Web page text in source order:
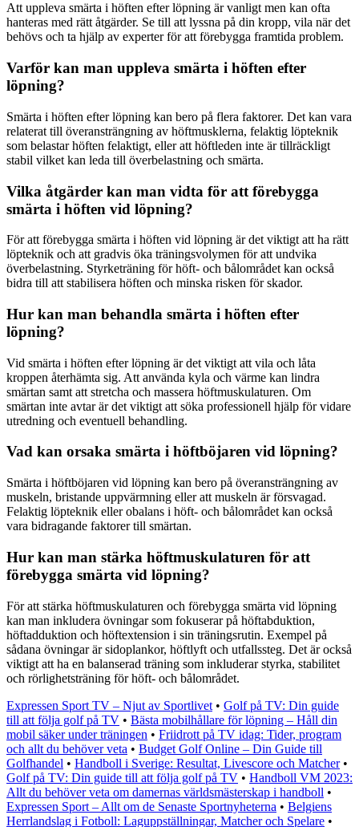
Att uppleva smärta i höften efter löpning är vanligt men kan ofta
hanteras med rätt åtgärder. Se till att lyssna på din kropp, vila när det
behövs och ta hjälp av experter för att förebygga framtida problem.
Varför kan man uppleva smärta i höften efter
löpning?
Smärta i höften efter löpning kan bero på flera faktorer. Det kan vara
relaterat till överansträngning av höftmusklerna, felaktig löpteknik
som belastar höften felaktigt, eller att höftleden inte är tillräckligt
stabil vilket kan leda till överbelastning och smärta.
Vilka åtgärder kan man vidta för att förebygga
smärta i höften vid löpning?
För att förebygga smärta i höften vid löpning är det viktigt att ha rätt
löpteknik och att gradvis öka träningsvolymen för att undvika
överbelastning. Styrketräning för höft- och bålområdet kan också
bidra till att stabilisera höften och minska risken för skador.
Hur kan man behandla smärta i höften efter
löpning?
Vid smärta i höften efter löpning är det viktigt att vila och låta
kroppen återhämta sig. Att använda kyla och värme kan lindra
smärtan samt att stretcha och massera höftmuskulaturen. Om
smärtan inte avtar är det viktigt att söka professionell hjälp för vidare
utredning och eventuell behandling.
Vad kan orsaka smärta i höftböjaren vid löpning?
Smärta i höftböjaren vid löpning kan bero på överansträngning av
muskeln, bristande uppvärmning eller att muskeln är försvagad.
Felaktig löpteknik eller obalans i höft- och bålområdet kan också
vara bidragande faktorer till smärtan.
Hur kan man stärka höftmuskulaturen för att
förebygga smärta vid löpning?
För att stärka höftmuskulaturen och förebygga smärta vid löpning
kan man inkludera övningar som fokuserar på höftabduktion,
höftadduktion och höftextension i sin träningsrutin. Exempel på
sådana övningar är sidoplankor, höftlyft och utfallssteg. Det är också
viktigt att ha en balanserad träning som inkluderar styrka, stabilitet
och rörlighetsträning för höft- och bålområdet.
Expressen Sport TV – Njut av Sportlivet • Golf på TV: Din guide
till att följa golf på TV • Bästa mobilhållare för löpning – Håll din
mobil säker under träningen • Friidrott på TV idag: Tider, program
och allt du behöver veta • Budget Golf Online – Din Guide till
Golfhandel • Handboll i Sverige: Resultat, Livescore och Matcher•
Golf på TV: Din guide till att följa golf på TV • Handboll VM 2023:
Allt du behöver veta om damernas världsmästerskap i handboll •
Expressen Sport – Allt om de Senaste Sportnyheterna • Belgiens
Herrlandslag i Fotboll: Laguppställningar, Matcher och Spelare •